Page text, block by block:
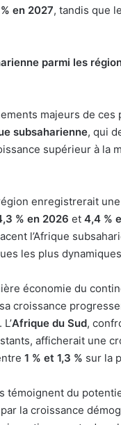
en 2027, tandis que le
parmi les
majeurs de ces
subsaharienne, qui
supérieur à la
enregistrerait
% en 2026 et 4,4 %
l’Afrique
les plus
économie du
croissance
. L’Afrique du Sud,
afficherait une
1 % et 1,3 % sur la
témoignent du
la croissance